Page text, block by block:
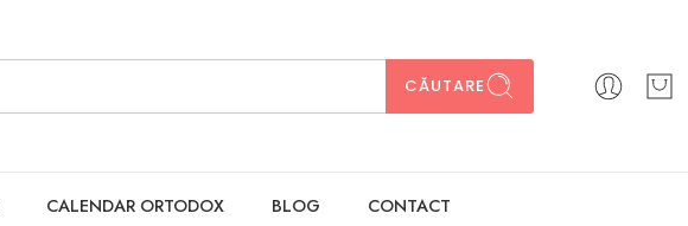
CĂUTARE
CALENDAR ORTODOX BLOG CONTACT